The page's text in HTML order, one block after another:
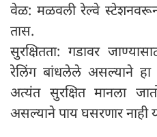
वेळ: मळवली रेल्वे
तास.
सुरक्षितता: गडावर
रेलिंग बांधलेले असल्याने हा
अत्यंत सुरक्षित मानला
असल्याने पाय घसरणार नाही